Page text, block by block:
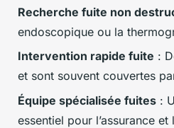
Recherche fuite non
endoscopique ou la
Intervention rapide fuite :
et sont souvent couvertes
Équipe spécialisée fuites :
essentiel pour l’assurance